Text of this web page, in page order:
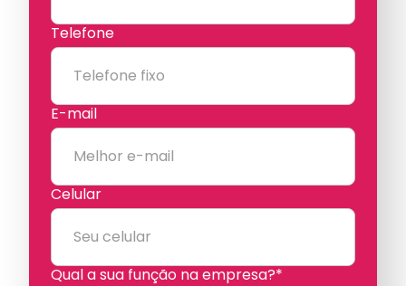
Telefone
E-mail
Celular
Qual a sua função na empresa?*